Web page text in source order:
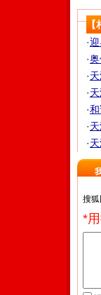
·
·奥
·
·
·
·
·
*